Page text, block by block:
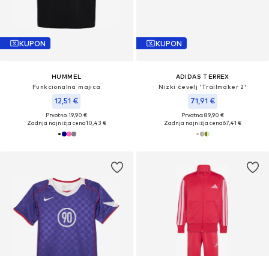
KUPON
HUMMEL
Funkcionalna majica
12,51 €
Prvotno: 19,90 €
Zadnja najnižja cena10,43 €
KUPON
ADIDAS TERREX
Nizki čevelj 'Trailmaker 2'
71,91 €
Prvotno: 89,90 €
Zadnja najnižja cena67,41 €